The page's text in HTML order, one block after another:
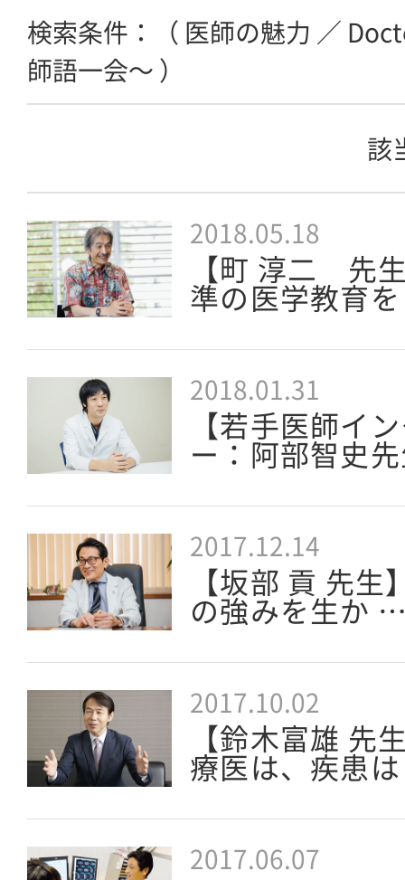
検索条件：（ 医師の魅力 ／
師語一会〜 ）
該
2018.05.18
【町 淳二 先
準の医学教育
2018.01.31
【若手医師イ
ー：阿部智史
2017.12.14
【坂部 貢 先生
の強みを生か
2017.10.02
【鈴木富雄 先
療医は、疾患
2017.06.07